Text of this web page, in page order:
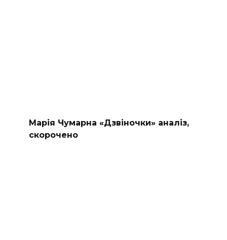
Марія Чумарна «Дзвіночки» аналіз,
скорочено